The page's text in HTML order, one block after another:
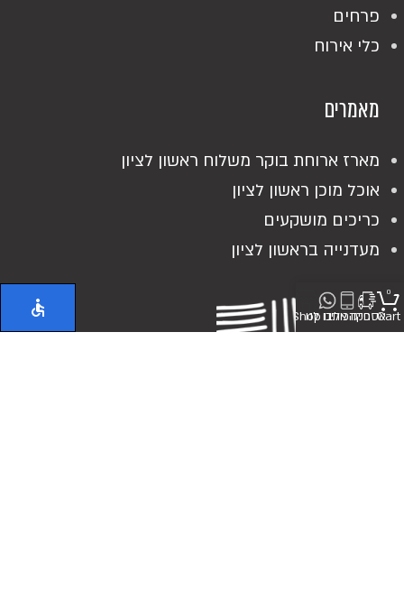
מאמרים
מארז ארוחת בוקר משלוח ראשון לציון
אוכל מוכן ראשון לציון
כריכים מושקעים
מעדנייה בראשון לציון
פרחים
כלי אירוח
0
Cartאספקה
חייגו אלינו
כיתבו לנוShop